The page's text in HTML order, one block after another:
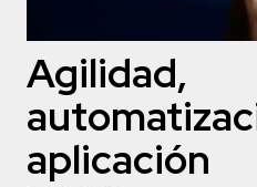
Agilidad,
aplicación